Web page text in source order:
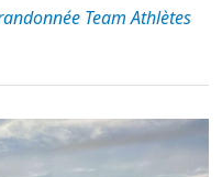
Team Athlètes